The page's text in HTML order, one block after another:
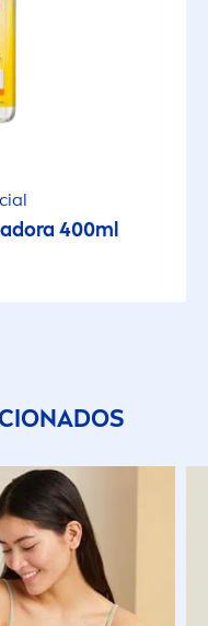
400ml